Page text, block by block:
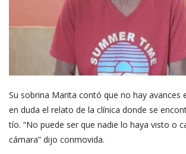
Su sobrina Marita contó que no hay avances
en duda el relato de la clínica donde se
tío. “No puede ser que nadie lo haya visto o
cámara” dijo conmovida.